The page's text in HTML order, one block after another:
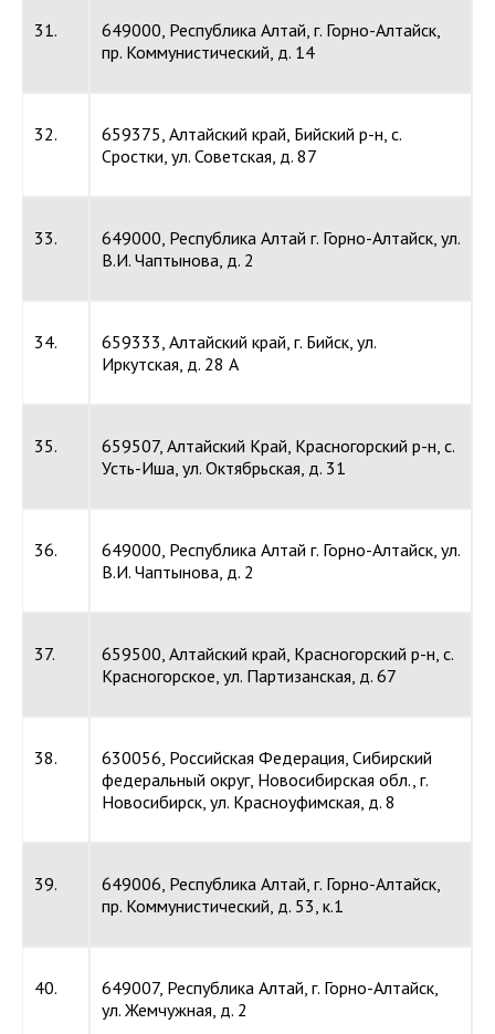
31.
649000, Республика Алтай, г. Горно-Алтайск,
пр. Коммунистический, д. 14
32.
659375, Алтайский край, Бийский р-н, с.
Сростки, ул. Советская, д. 87
33.
649000, Республика Алтай г. Горно-Алтайск, ул.
В.И. Чаптынова, д. 2
34.
659333, Алтайский край, г. Бийск, ул.
Иркутская, д. 28 А
35.
659507, Алтайский Край, Красногорский р-н, с.
Усть-Иша, ул. Октябрьская, д. 31
36.
649000, Республика Алтай г. Горно-Алтайск, ул.
В.И. Чаптынова, д. 2
37.
659500, Алтайский край, Красногорский р-н, с.
Красногорское, ул. Партизанская, д. 67
38.
630056, Российская Федерация, Сибирский
федеральный округ, Новосибирская обл., г.
Новосибирск, ул. Красноуфимская, д. 8
39.
649006, Республика Алтай, г. Горно-Алтайск,
пр. Коммунистический, д. 53, к.1
40.
649007, Республика Алтай, г. Горно-Алтайск,
ул. Жемчужная, д. 2